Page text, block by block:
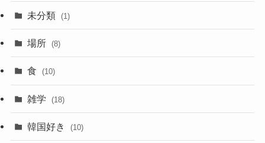
未分類 (1)
場所 (8)
食 (10)
雑学 (18)
韓国好き (10)